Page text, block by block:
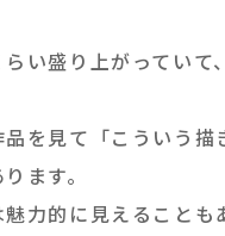
い盛り上がっていて
を見て「こういう
ます。
力的に見えることも